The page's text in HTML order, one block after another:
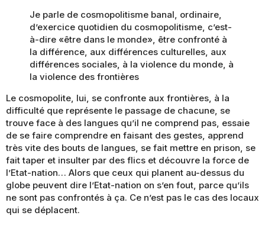
Je parle de cosmopolitisme banal, ordinaire,
d’exercice quotidien du cosmopolitisme, c’est-
à-dire «être dans le monde», être confronté à
la différence, aux différences culturelles, aux
différences sociales, à la violence du monde, à
la violence des frontières
Le cosmopolite, lui, se confronte aux frontières, à la
difficulté que représente le passage de chacune, se
trouve face à des langues qu’il ne comprend pas, essaie
de se faire comprendre en faisant des gestes, apprend
très vite des bouts de langues, se fait mettre en prison, se
fait taper et insulter par des flics et découvre la force de
l’Etat-nation… Alors que ceux qui planent au-dessus du
globe peuvent dire l’Etat-nation on s’en fout, parce qu’ils
ne sont pas confrontés à ça. Ce n’est pas le cas des locaux
qui se déplacent.